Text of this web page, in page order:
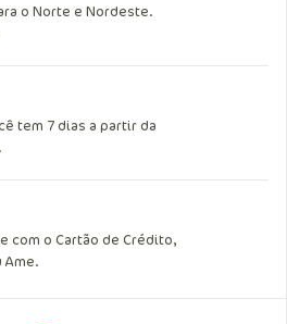
o Norte e Nordeste.
tem 7 dias a partir da
com o Cartão de Crédito,
Ame.